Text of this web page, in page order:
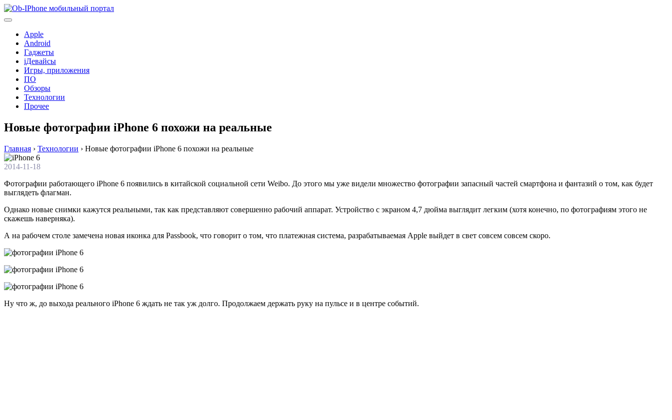
Перейти
к
Apple
Android
Гаджеты
iДевайсы
Игры, приложения
ПО
Обзоры
Технологии
Прочее
Новые фотографии iPhone 6 похожи на реальные
Главная › Технологии › Новые фотографии iPhone 6 похожи на реальные
2014-11-18
Фотографии работающего iPhone 6 появились в китайской социальной сети Weibo. До этого мы уже видели множество фотографии запасный частей смартфона и фантазий о том, как будет
выглядеть флагман.
Однако новые снимки кажутся реальными, так как представляют совершенно рабочий аппарат. Устройство с экраном 4,7 дюйма выглядит легким (хотя конечно, по фотографиям этого не
скажешь наверняка).
А на рабочем столе замечена новая иконка для Passbook, что говорит о том, что платежная система, разрабатываемая Apple выйдет в свет совсем совсем скоро.
Ну что ж, до выхода реального iPhone 6 ждать не так уж долго. Продолжаем держать руку на пульсе и в центре событий.